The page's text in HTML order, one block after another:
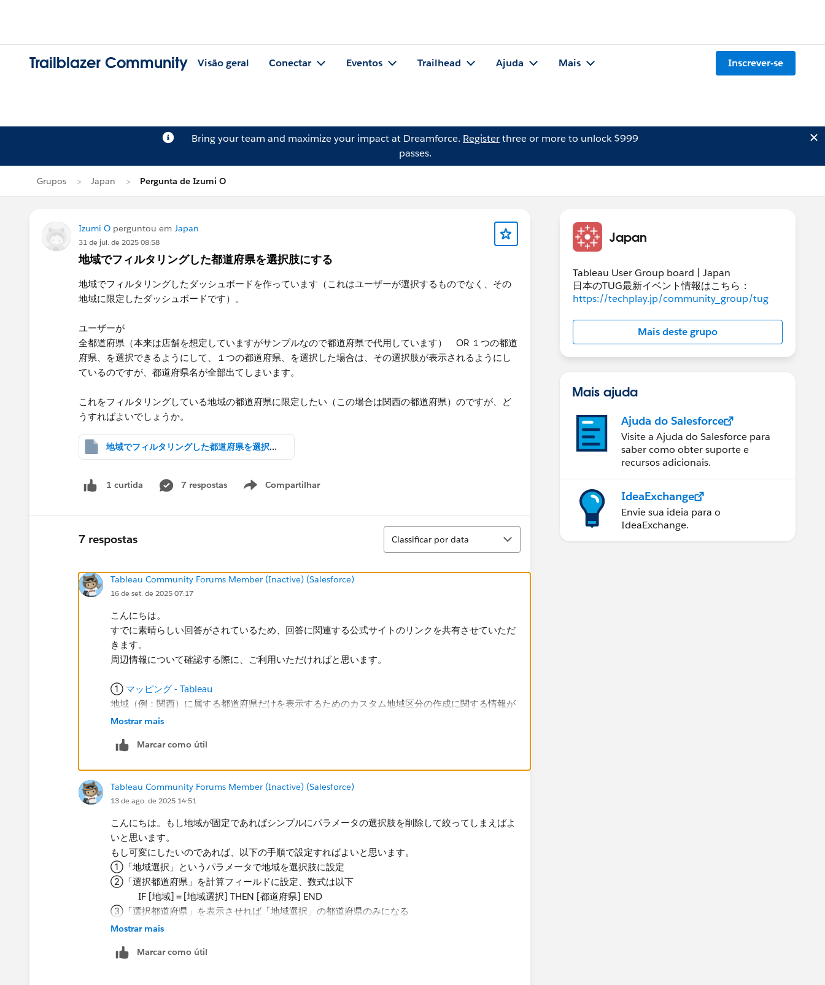
Trailblazer Community Visão geral Conectar Eventos Trailhead Ajuda Mais Inscrever-se
Bring your team and maximize your impact at Dreamforce. Registerthree or more to unlock $999
passes.
Grupos Japan Pergunta de Izumi O
Izumi O perguntou em Japan
31 de jul. de 2025 08:58
地域でフィルタリングした都道府県を選択肢にする
地域でフィルタリングしたダッシュボードを作っています（これはユーザーが選択するものでなく、その
地域に限定したダッシュボードです）。
ユーザーが
全都道府県（本来は店舗を想定していますがサンプルなので都道府県で代用しています） OR １つの都道
府県、を選択できるようにして、１つの都道府県、を選択した場合は、その選択肢が表示されるようにし
ているのですが、都道府県名が全部出てしまいます。
これをフィルタリングしている地域の都道府県に限定したい（この場合は関西の都道府県）のですが、ど
うすればよいでしょうか。
地域でフィルタリングした都道府県を選択肢にする.twbx
1 curtida 7 respostas Compartilhar
Show menu
7 respostas
Classificar
Classificar por data
Tableau Community Forums Member (Inactive) (Salesforce)
16 de set. de 2025 07:17
こんにちは。
すでに素晴らしい回答がされているため、回答に関連する公式サイトのリンクを共有させていただ
きます。
周辺情報について確認する際に、ご利用いただければと思います。
① マッピング - Tableau
地域（例：関西）に属する都道府県だけを表示するためのカスタム地域区分の作成に関する情報が
得られます。
分析にコンテキストを追加する方法が解説されています。
地域ごとの表示制御や、ビジネスロジックに応じた地理的フィルタの設計に役立ちます。
Mostrar mais
Marcar como útil
Tableau Community Forums Member (Inactive) (Salesforce)
13 de ago. de 2025 14:51
こんにちは。もし地域が固定であればシンプルにパラメータの選択肢を削除して絞ってしまえばよ
いと思います。
もし可変にしたいのであれば、以下の手順で設定すればよいと思います。
①「地域選択」というパラメータで地域を選択肢に設定
②「選択都道府県」を計算フィールドに設定、数式は以下
IF [地域]＝[地域選択] THEN [都道府県] END
③「選択都道府県」を表示させれば「地域選択」の都道府県のみになる
④「選択した店舗でフィルター」の数式内の「選択都道府県」を上記に変更
Mostrar mais
Marcar como útil
Japan
Tableau User Group board | Japan
日本のTUG最新イベント情報はこちら：
https://techplay.jp/community_group/tug
Mais deste grupo
Mais ajuda
Ajuda do Salesforce
Visite a Ajuda do Salesforce para
saber como obter suporte e
recursos adicionais.
IdeaExchange
Envie sua ideia para o
IdeaExchange.